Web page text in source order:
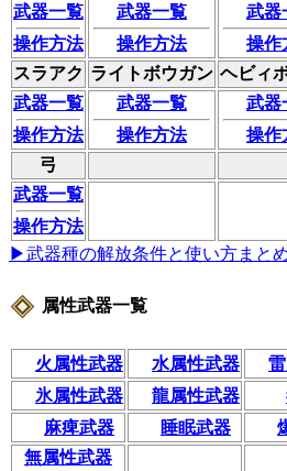
武器一覧
操作方法
武器一覧
操作方法
武器
操作
スラアク ライトボウガン ヘビィ
武器一覧
操作方法
武器一覧
操作方法
武器
操作
弓
武器一覧
操作方法
▶武器種の解放条件と使い方まと
属性武器一覧
火属性武器 水属性武器
氷属性武器
龍属性武器
麻痺武器
睡眠武器
無属性武器